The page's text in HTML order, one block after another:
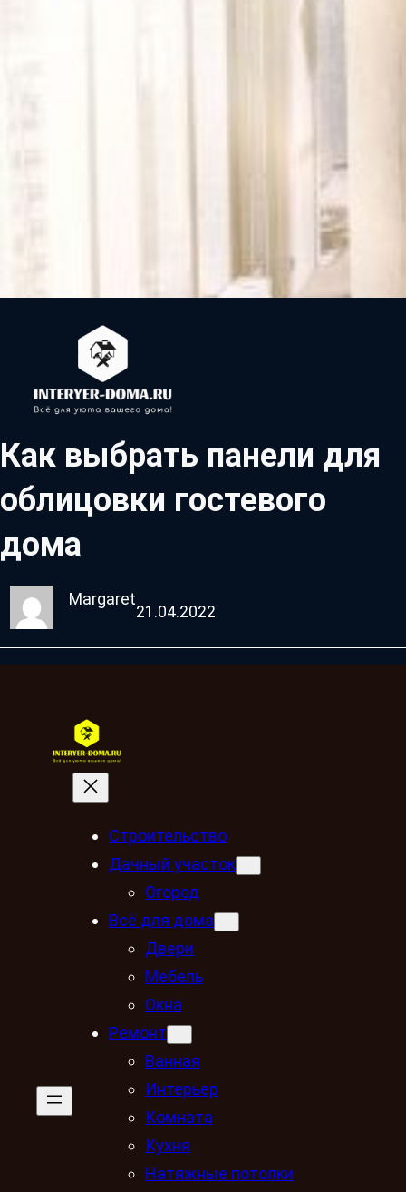
Как выбрать панели для
облицовки гостевого
дома
Margaret
21.04.2022
Строительство
Дачный участок
Огород
Всё для дома
Двери
Мебель
Окна
Ремонт
Ванная
Интерьер
Комната
Кухня
Натяжные потолки